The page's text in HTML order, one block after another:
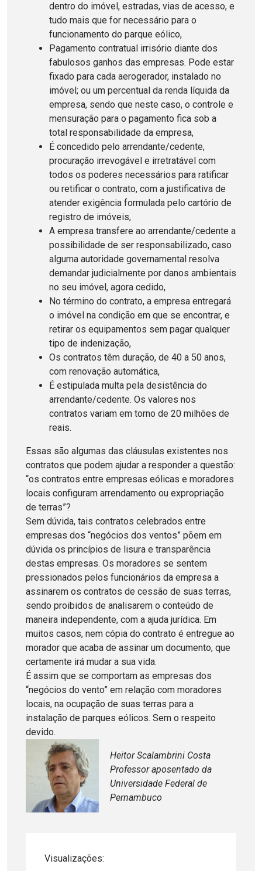
dentro do imóvel, estradas, vias de acesso, e
tudo mais que for necessário para o
funcionamento do parque eólico,
Pagamento contratual irrisório diante dos
fabulosos ganhos das empresas. Pode estar
fixado para cada aerogerador, instalado no
imóvel; ou um percentual da renda líquida da
empresa, sendo que neste caso, o controle e
mensuração para o pagamento fica sob a
total responsabilidade da empresa,
É concedido pelo arrendante/cedente,
procuração irrevogável e irretratável com
todos os poderes necessários para ratificar
ou retificar o contrato, com a justificativa de
atender exigência formulada pelo cartório de
registro de imóveis,
A empresa transfere ao arrendante/cedente a
possibilidade de ser responsabilizado, caso
alguma autoridade governamental resolva
demandar judicialmente por danos ambientais
no seu imóvel, agora cedido,
No término do contrato, a empresa entregará
o imóvel na condição em que se encontrar, e
retirar os equipamentos sem pagar qualquer
tipo de indenização,
Os contratos têm duração, de 40 a 50 anos,
com renovação automática,
É estipulada multa pela desistência do
arrendante/cedente. Os valores nos
contratos variam em torno de 20 milhões de
reais.
Essas são algumas das cláusulas existentes nos
contratos que podem ajudar a responder a questão:
“os contratos entre empresas eólicas e moradores
locais configuram arrendamento ou expropriação
de terras”?
Sem dúvida, tais contratos celebrados entre
empresas dos “negócios dos ventos” põem em
dúvida os princípios de lisura e transparência
destas empresas. Os moradores se sentem
pressionados pelos funcionários da empresa a
assinarem os contratos de cessão de suas terras,
sendo proibidos de analisarem o conteúdo de
maneira independente, com a ajuda jurídica. Em
muitos casos, nem cópia do contrato é entregue ao
morador que acaba de assinar um documento, que
certamente irá mudar a sua vida.
É assim que se comportam as empresas dos
“negócios do vento” em relação com moradores
locais, na ocupação de suas terras para a
instalação de parques eólicos. Sem o respeito
devido.
Heitor Scalambrini Costa
Professor aposentado da
Universidade Federal de
Pernambuco
Visualizações: